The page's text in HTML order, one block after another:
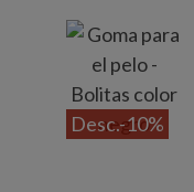
Desc.-10%